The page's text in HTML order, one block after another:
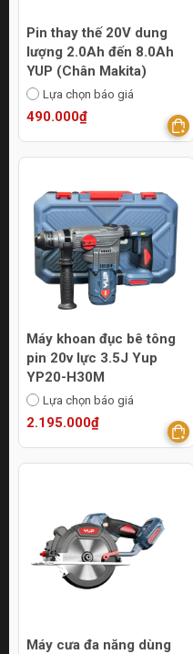
Pin thay thế 20V dung
lượng 2.0Ah đến 8.0Ah
YUP (Chân Makita)
Lựa chọn báo giá
490.000₫
Máy khoan đục bê tông
pin 20v lực 3.5J Yup
YP20-H30M
Lựa chọn báo giá
2.195.000₫
Máy cưa đa năng dùng